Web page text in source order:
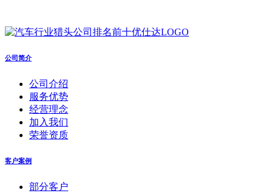
公司简介
公司介绍
服务优势
经营理念
加入我们
荣誉资质
客户案例
部分客户